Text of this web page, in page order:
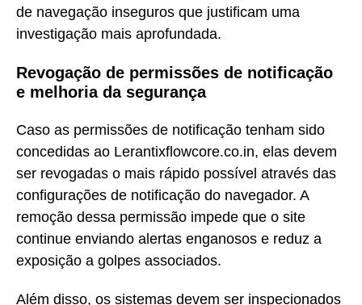
de navegação inseguros que justificam uma
investigação mais aprofundada.
Revogação de permissões de notificação
e melhoria da segurança
Caso as permissões de notificação tenham sido
concedidas ao Lerantixflowcore.co.in, elas devem
ser revogadas o mais rápido possível através das
configurações de notificação do navegador. A
remoção dessa permissão impede que o site
continue enviando alertas enganosos e reduz a
exposição a golpes associados.
Além disso, os sistemas devem ser inspecionados